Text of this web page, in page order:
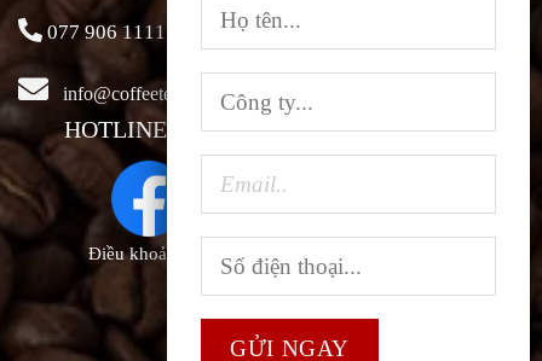
077 906 1111
info@coffeeteavn.com
HOTLINE KINH DOANH:077 906 1111
Điều khoản sử dụng |